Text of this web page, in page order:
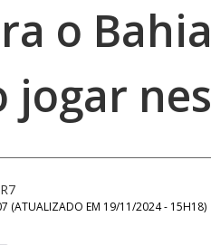
o
jogar
(ATUALIZADO EM 19/11/2024 - 15H18)